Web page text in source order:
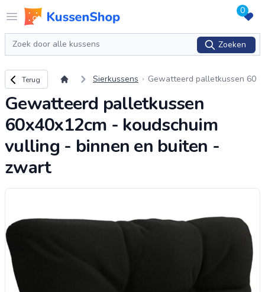
Open menu
Logo www.kussenshop.nl 0
Zoeken
Zoeken
Terug naar overzicht
Terug Sierkussens
Gewatteerd palletkussen 60
ng - binnen en buiten - zwart
Gewatteerd palletkussen
60x40x12cm - koudschuim
vulling - binnen en buiten -
zwart